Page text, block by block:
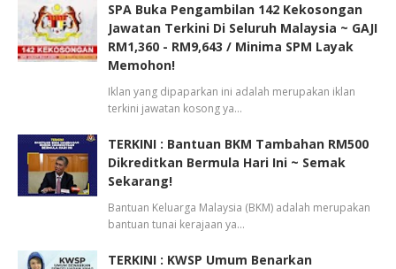
SPA Buka Pengambilan 142 Kekosongan
Jawatan Terkini Di Seluruh Malaysia ~ GAJI
RM1,360 - RM9,643 / Minima SPM Layak
Memohon!
Iklan yang dipaparkan ini adalah merupakan iklan
terkini jawatan kosong ya…
TERKINI : Bantuan BKM Tambahan RM500
Dikreditkan Bermula Hari Ini ~ Semak
Sekarang!
Bantuan Keluarga Malaysia (BKM) adalah merupakan
bantuan tunai kerajaan ya…
TERKINI : KWSP Umum Benarkan